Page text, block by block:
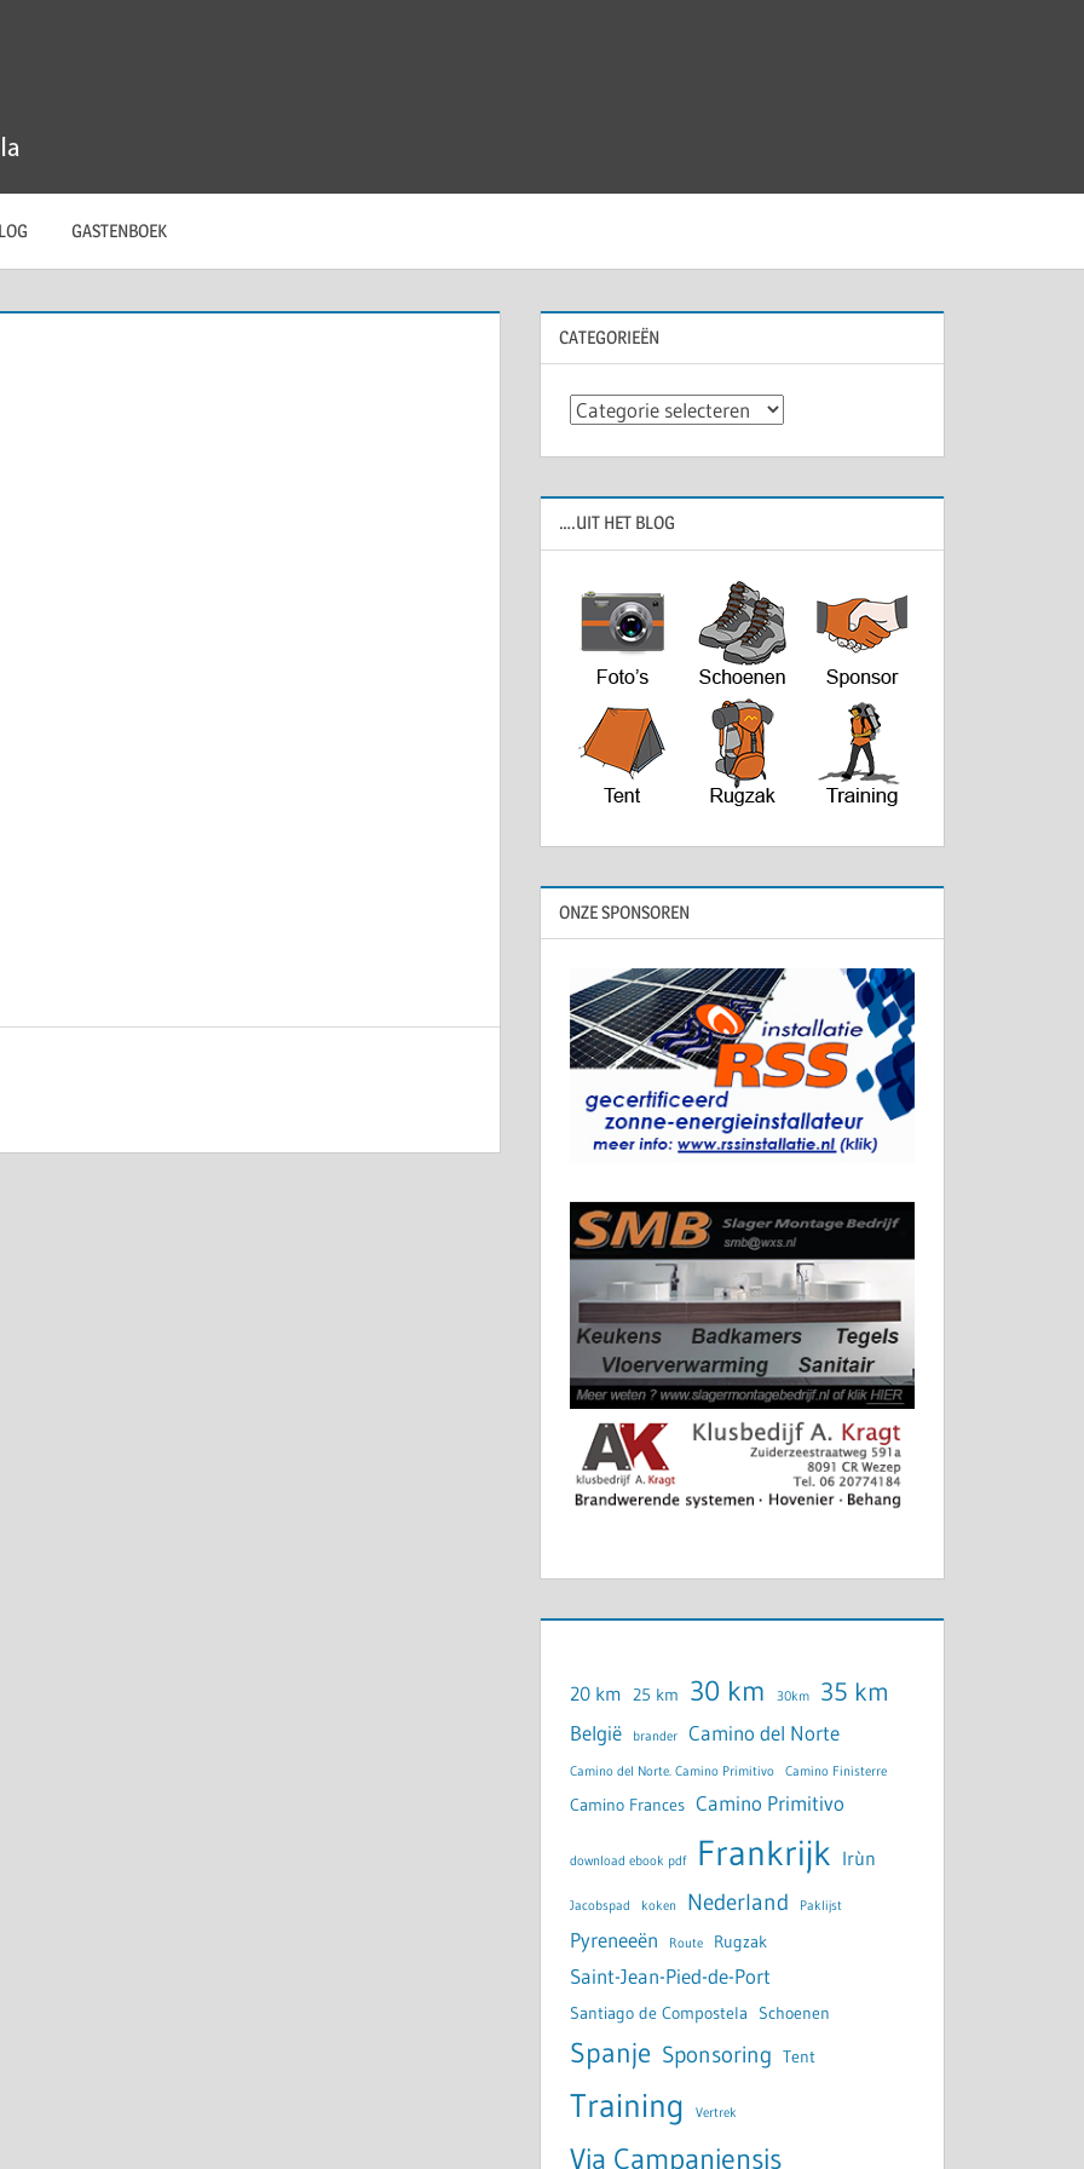
GASTENBOEK
CATEGORIEËN
Categorieën
….UIT HET BLOG
ONZE SPONSOREN
20 km 25 km 30 km 30km 35 km
België brander Camino del Norte
Camino del Norte. Camino Primitivo Camino Finisterre
Camino Frances Camino Primitivo
download ebook pdf Frankrijk Irùn
Jacobspad koken Nederland Paklijst
Pyreneeën Route Rugzak
Saint-Jean-Pied-de-Port
Santiago de Compostela Schoenen
Spanje Sponsoring Tent
Training Vertrek
Via Campaniensis